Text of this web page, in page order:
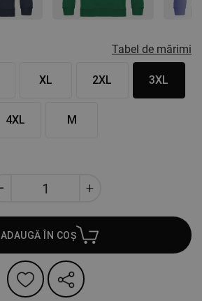
Tabel de mărimi
XL 2XL 3XL
4XL M
ADAUGĂ ÎN COȘ